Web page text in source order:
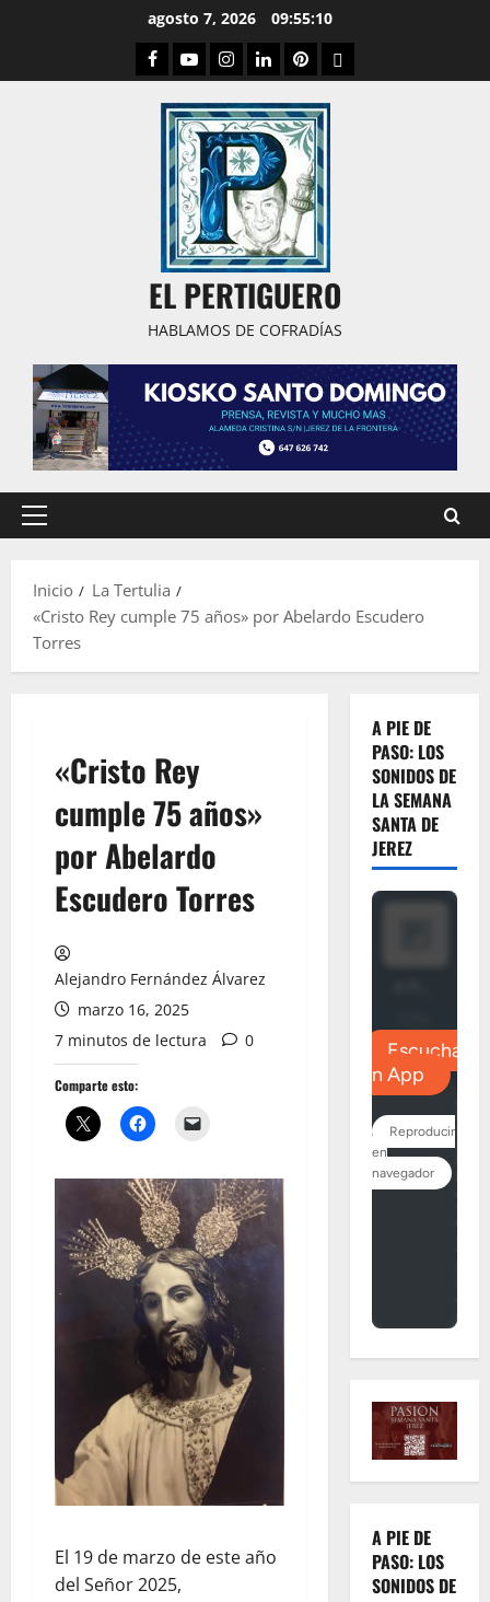
agosto 7, 2026 09:55:11
Facebook
YoutubeInstagram
LinkedPinterestDribbble
EL PERTIGUERO
HABLAMOS DE COFRADÍAS
Menú
Inicio
La Tertulia
«Cristo Rey cumple 75 años» por Abelardo Escudero
Torres
«Cristo Rey
cumple 75 años»
por Abelardo
Escudero Torres
Alejandro Fernández Álvarez
marzo 16, 2025
7 minutos de lectura
0
Comparte esto:
El 19 de marzo de este año
del Señor 2025,
A PIE DE
PASO: LOS
SONIDOS DE
LA SEMANA
SANTA DE
JEREZ
A PIE DE
PASO: LOS
SONIDOS DE